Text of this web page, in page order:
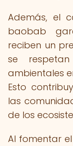
Además, el
baobab
reciben un
se
ambientales
Esto
las
de los
Al fomentar